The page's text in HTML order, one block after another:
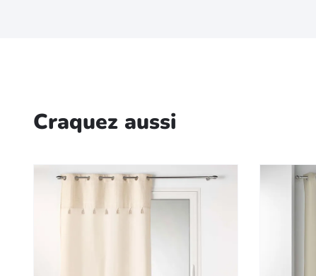
Craquez aussi